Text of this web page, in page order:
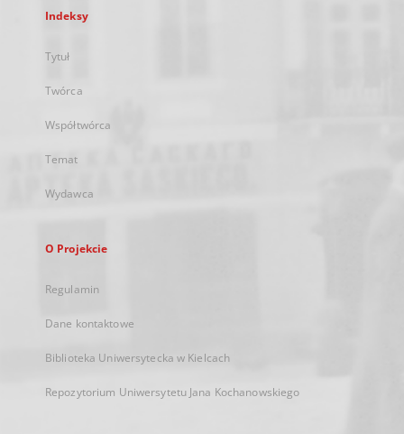
Indeksy
Tytuł
Twórca
Współtwórca
Temat
Wydawca
O Projekcie
Regulamin
Dane kontaktowe
Biblioteka Uniwersytecka w Kielcach
Repozytorium Uniwersytetu Jana Kochanowskiego